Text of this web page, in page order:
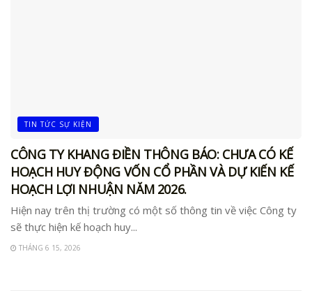
TIN TỨC SỰ KIỆN
CÔNG TY KHANG ĐIỀN THÔNG BÁO: CHƯA CÓ KẾ
HOẠCH HUY ĐỘNG VỐN CỔ PHẦN VÀ DỰ KIẾN KẾ
HOẠCH LỢI NHUẬN NĂM 2026.
Hiện nay trên thị trường có một số thông tin về việc Công ty
sẽ thực hiện kế hoạch huy...
THÁNG 6 15, 2026